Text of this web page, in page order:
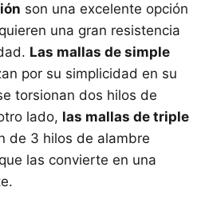
son una excelente opción
una gran resistencia
Las mallas de simple
por su simplicidad en su
torsionan dos hilos de
lado, las mallas de triple
de 3 hilos de alambre
las convierte en una